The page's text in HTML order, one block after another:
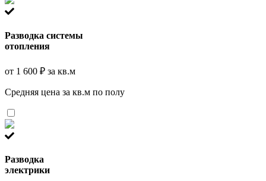
Разводка системы
отопления
от 1 600 ₽ за кв.м
Средняя цена за кв.м по полу
Разводка
электрики